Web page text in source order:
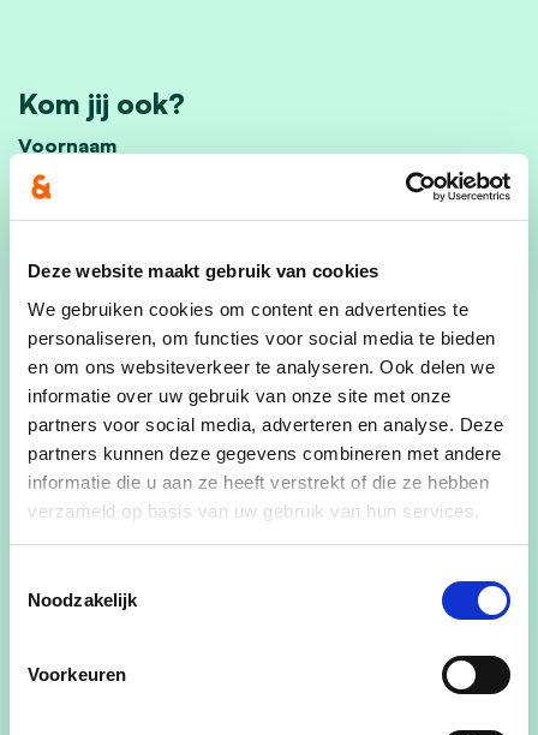
Deze website maakt gebruik van cookies
We gebruiken cookies om content en advertenties te
personaliseren, om functies voor social media te bieden
en om ons websiteverkeer te analyseren. Ook delen we
informatie over uw gebruik van onze site met onze
partners voor social media, adverteren en analyse. Deze
partners kunnen deze gegevens combineren met andere
informatie die u aan ze heeft verstrekt of die ze hebben
verzameld op basis van uw gebruik van hun services.
Noodzakelijk
Voorkeuren
Kom jij ook?
Voornaam
Achternaam
E-mailadres
Ja, ik wens de cd&v nieuwsbrief te ontvangen
Ja, cd&v mag me contacteren voor zaken aangaande dit
Ja, ik aanvaard de privacyvoorwaarden
Hoeveel personen naast jezelf neem je nog mee?